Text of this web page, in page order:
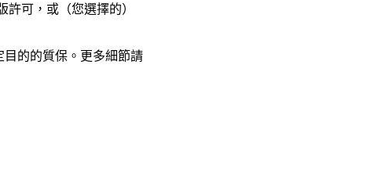
可，或（您選擇的）
的的質保。更多細節請